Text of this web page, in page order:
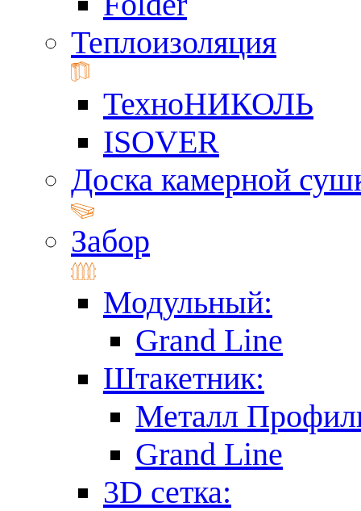
Теплоизоляция
ТехноНИКОЛЬ
ISOVER
Доска камерной
Забор
Модульный:
Grand Line
Штакетник:
Металл
Grand Line
3D сетка: